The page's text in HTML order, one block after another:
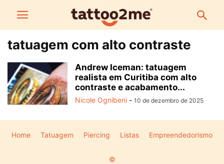
tatuagem com alto contraste
Andrew Iceman: tatuagem
realista em Curitiba com alto
contraste e acabamento...
Nicole Ognibeni - 10 de dezembro de 2025
Home Tatuagem Piercing Listas Empreendedorismo
©